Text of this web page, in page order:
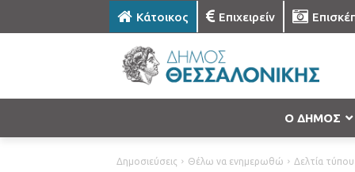
Κάτοικος Επιχειρείν
Ο ΔΗΜΟΣ
Δημοσιεύσεις Θέλω να ενημερωθώ Δελτία τύπου